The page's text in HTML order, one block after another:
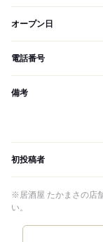
オープン日
電話番号
備考
初投稿者
※居酒屋 たかまさの店
い。